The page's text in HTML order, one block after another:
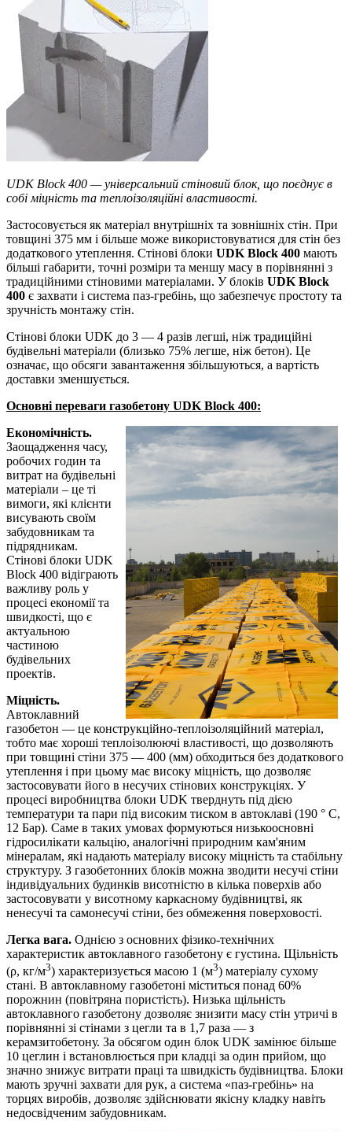
UDK Block 400 — універсальний стіновий блок, що поєднує в
собі міцність та теплоізоляційні властивості.
Застосовується як матеріал внутрішніх та зовнішніх стін. При
товщині 375 мм і більше може використовуватися для стін без
додаткового утеплення. Стінові блоки UDK Block 400 мають
більші габарити, точні розміри та меншу масу в порівнянні з
традиційними стіновими матеріалами. У блоків UDK Block
400 є захвати і система паз-гребінь, що забезпечує простоту та
зручність монтажу стін.
Стінові блоки UDK до 3 — 4 разів легші, ніж традиційні
будівельні матеріали (близько 75% легше, ніж бетон). Це
означає, що обсяги завантаження збільшуються, а вартість
доставки зменшується.
Основні переваги газобетону UDK Block 400:
Економічність.
Заощадження часу,
робочих годин та
витрат на будівельні
матеріали – це ті
вимоги, які клієнти
висувають своїм
забудовникам та
підрядникам.
Стінові блоки UDK
Block 400 відіграють
важливу роль у
процесі економії та
швидкості, що є
актуальною
частиною
будівельних
проектів.
Міцність.
Автоклавний
газобетон — це конструкційно-теплоізоляційний матеріал,
тобто має хороші теплоізолюючі властивості, що дозволяють
при товщині стіни 375 — 400 (мм) обходиться без додаткового
утеплення і при цьому має високу міцність, що дозволяє
застосовувати його в несучих стінових конструкціях. У
процесі виробництва блоки UDK тверднуть під дією
температури та пари під високим тиском в автоклаві (190 ° С,
12 Бар). Саме в таких умовах формуються низькоосновні
гідросилікати кальцію, аналогічні природним кам'яним
мінералам, які надають матеріалу високу міцність та стабільну
структуру. З газобетонних блоків можна зводити несучі стіни
індивідуальних будинків висотністю в кілька поверхів або
застосовувати у висотному каркасному будівництві, як
ненесучі та самонесучі стіни, без обмеження поверховості.
Легка вага. Однією з основних фізико-технічних
характеристик автоклавного газобетону є густина. Щільність
(ρ, кг/м3) характеризується масою 1 (м3) матеріалу сухому
стані. В автоклавному газобетоні міститься понад 60%
порожнин (повітряна пористість). Низька щільність
автоклавного газобетону дозволяє знизити масу стін утричі в
порівнянні зі стінами з цегли та в 1,7 раза — з
керамзитобетону. За обсягом один блок UDK замінює більше
10 цеглин і встановлюється при кладці за один прийом, що
значно знижує витрати праці та швидкість будівництва. Блоки
мають зручні захвати для рук, а система «паз-гребінь» на
торцях виробів, дозволяє здійснювати якісну кладку навіть
недосвідченим забудовникам.